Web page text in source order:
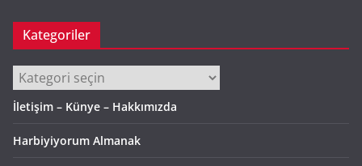
Kategoriler
Kategoriler
İletişim – Künye – Hakkımızda
Harbiyiyorum Almanak